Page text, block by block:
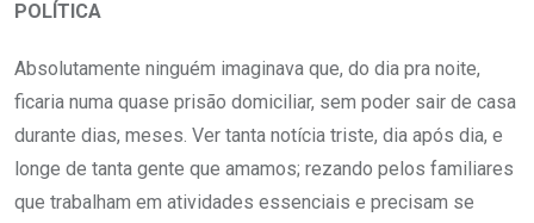
POLÍTICA
Absolutamente ninguém imaginava que, do dia pra noite,
ficaria numa quase prisão domiciliar, sem poder sair de casa
durante dias, meses. Ver tanta notícia triste, dia após dia, e
longe de tanta gente que amamos; rezando pelos familiares
que trabalham em atividades essenciais e precisam se